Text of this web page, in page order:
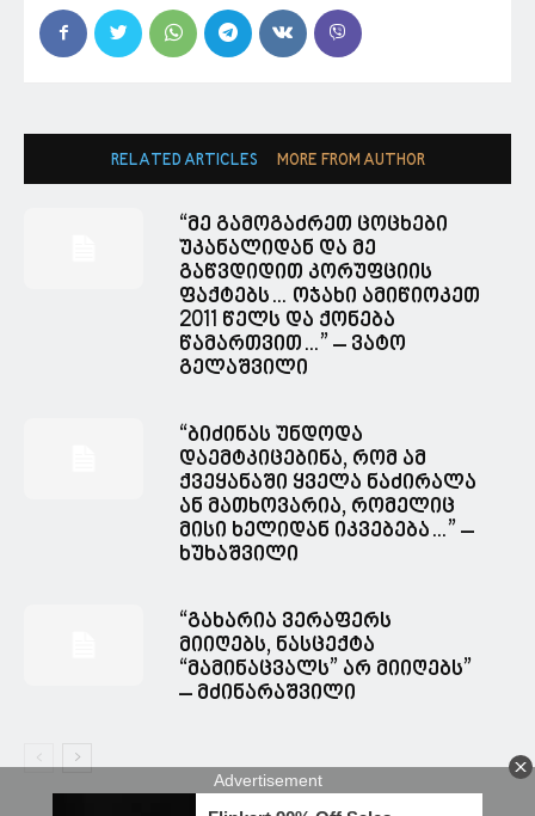
RELATED ARTICLES MORE FROM AUTHOR
“მე გამოგაძრეთ ცოცხები
უკანალიდან და მე
გაწვდიდით კორუფციის
ფაქტებს… ოჯახი ამიწიოკეთ
2011 წელს და ქონება
წამართვით…” – ვატო
გელაშვილი
“ბიძინას უნდოდა
დაემტკიცებინა, რომ ამ
ქვეყანაში ყველა ნაძირალა
ან მათხოვარია, რომელიც
მისი ხელიდან იკვებება…” –
ხუხაშვილი
“გახარია ვერაფერს
მიიღებს, ნასცექტა
“მამინაცვალს” არ მიიღებს”
– მძინარაშვილი